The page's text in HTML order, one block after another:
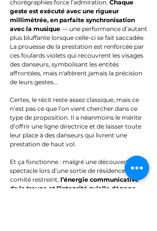
chorégraphies force l’admiration. Chaque
geste est exécuté avec une rigueur
millimétrée, en parfaite synchronisation
avec la musique — une performance d’autant
plus bluffante lorsque celle-ci se fait saccadée.
La prouesse de la prestation est renforcée par
ces foulards violets qui recouvrent les visages
des danseurs, symbolisant les entités
affrontées, mais n'altèrent jamais la précision
de leurs gestes...
Certes, le récit reste assez classique, mais ce
n’est pas ce que l’on vient chercher dans ce
type de proposition. Il a néanmoins le mérite
d’offrir une ligne directrice et de laisser toute
leur place à des danseurs qui livrent une
prestation de haut vol.
Et ça fonctionne : malgré une découverte du
spectacle lors d’une sortie de résidence en
comité restreint, l’énergie communicative
de la troupe et l’intensité qu’elle dégage